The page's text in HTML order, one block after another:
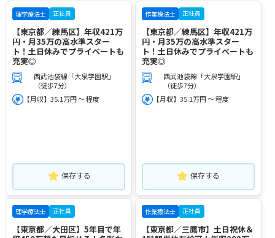
理学療法士 正社員
【東京都／練馬区】年収421万
円・月35万の高水準スター
ト！土日休みでプライベートも
充実◎
西武池袋線「大泉学園駅」
（徒歩7分）
【月収】35.1万円 ～ 程度
保存する
作業療法士 正社員
【東京都／練馬区】年収421万
円・月35万の高水準スター
ト！土日休みでプライベートも
充実◎
西武池袋線「大泉学園駅」
（徒歩7分）
【月収】35.1万円 ～ 程度
保存する
理学療法士 正社員
【東京都／大田区】5年目で年
作業療法士 正社員
【東京都／三鷹市】土日祝休＆